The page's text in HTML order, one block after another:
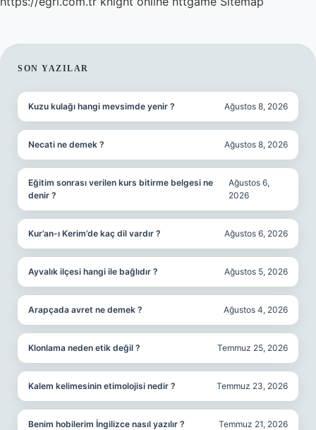
SIDEBAR
SON YAZILAR
Kuzu kulağı hangi mevsimde yenir ? Ağustos 8, 2026
Necati ne demek ? Ağustos 8, 2026
Eğitim sonrası verilen kurs bitirme belgesi ne
denir ?
Ağustos 6,
2026
Kur’an-ı Kerim’de kaç dil vardır ? Ağustos 6, 2026
Ayvalık ilçesi hangi ile bağlıdır ? Ağustos 5, 2026
Arapçada avret ne demek ? Ağustos 4, 2026
Klonlama neden etik değil ? Temmuz 25, 2026
Kalem kelimesinin etimolojisi nedir ? Temmuz 23, 2026
Benim hobilerim İngilizce nasıl yazılır ? Temmuz 21, 2026